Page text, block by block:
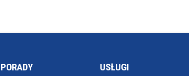
PORADY USŁUGI